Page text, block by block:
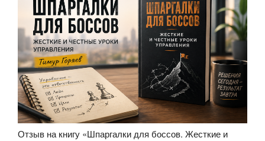
Отзыв на книгу «Шпаргалки для боссов. Жесткие и